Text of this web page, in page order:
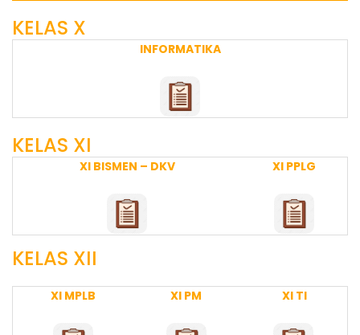
KELAS X
INFORMATIKA
KELAS XI
XI BISMEN – DKV XI PPLG
KELAS XII
XI MPLB XI PM XI TI